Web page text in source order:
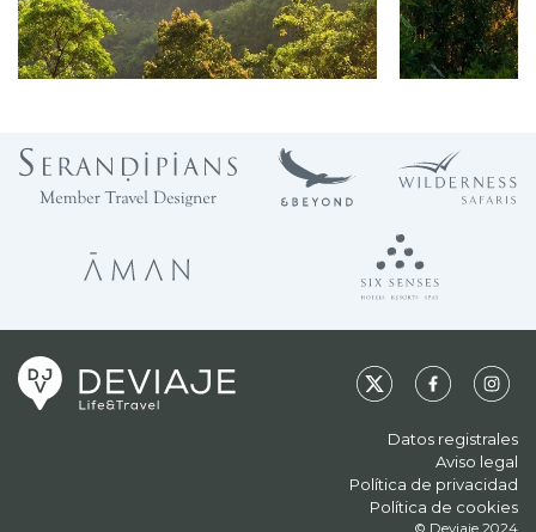
Datos registrales
Aviso legal
Política de privacidad
Política de cookies
© Deviaje 2024